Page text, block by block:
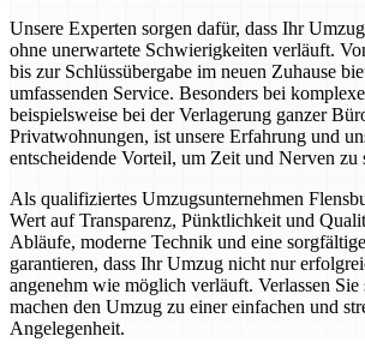
Unsere Experten sorgen dafür, dass Ihr
ohne unerwartete Schwierigkeiten verläuft.
bis zur Schlüssübergabe im neuen Zuhause
umfassenden Service. Besonders bei
beispielsweise bei der Verlagerung ganzer
Privatwohnungen, ist unsere Erfahrung und
entscheidende Vorteil, um Zeit und Nerven zu
Als qualifiziertes Umzugsunternehmen
Wert auf Transparenz, Pünktlichkeit und
Abläufe, moderne Technik und eine
garantieren, dass Ihr Umzug nicht nur
angenehm wie möglich verläuft. Verlassen
machen den Umzug zu einer einfachen und
Angelegenheit.